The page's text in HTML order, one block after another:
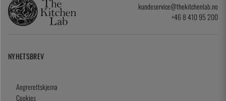
kundeservice@thekitchenlab.no
+46 8 410 95 200
NYHETSBREV
Angrerettskjema
Cookies